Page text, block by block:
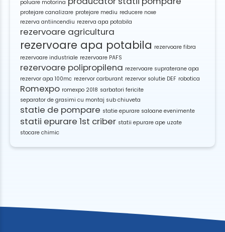
poluare motorina
protejare canalizare protejare mediu reducere noxe
rezerva antiincendiu rezerva apa potabila
rezervoare agricultura
rezervoare apa potabila rezervoare fibra
rezervoare industriale rezervoare PAFS
rezervoare polipropilena rezervoare supraterane apa
rezervor apa 100mc rezervor carburant rezervor solutie DEF robotica
Romexpo romexpo 2018 sarbatori fericite
separator de grasimi cu montaj sub chiuveta
statie de pompare statie epurare saloane evenimente
statii epurare 1st criber statii epurare ape uzate
stocare chimic